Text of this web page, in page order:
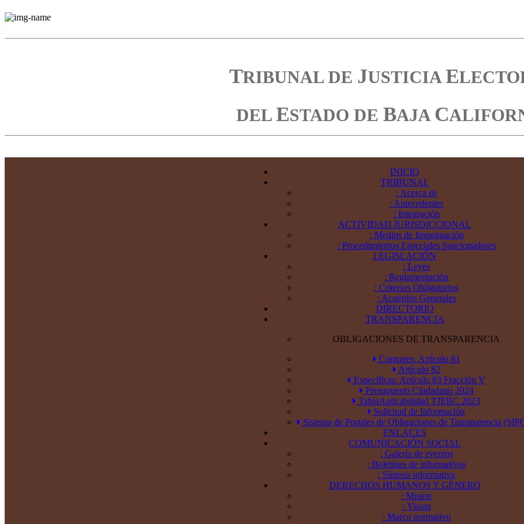
TRIBUNAL DE JUSTICIA E
DEL ESTADO DE BAJA C
INICIO
TRIBUNAL
: Acerca de
: Antecedentes
: Integración
ACTIVIDAD JURISDICCIONAL
: Medios de Impugnación
: Procedimientos Especiales Sancionadores
LEGISLACIÓN
: Leyes
: Reglamentación
: Criterios Obligatorios
: Acuerdos Generales
DIRECTORIO
TRANSPARENCIA
OBLIGACIONES DE TRANSPARENCIA
Comunes: Artículo 81
Artículo 82
Específicas: Artículo 83 Fracción V
Presupuesto Ciudadano 2024
TablaAplicabilidad TJEBC 2023
Solicitud de Información
Sistema de Portales de Obligaciones de Transparencia
ENLACES
COMUNICACIÓN SOCIAL
: Galería de eventos
: Boletines de informativos
: Síntesis informativa
DERECHOS HUMANOS Y GÉNERO
: Mision
: Vision
: Marco normativo